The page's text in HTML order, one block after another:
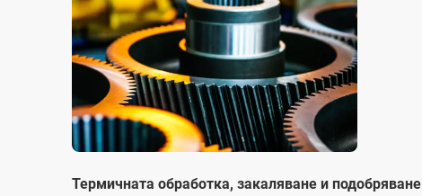
Термичната обработка, закаляване и подобряване